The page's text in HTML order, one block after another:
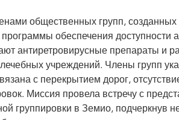
общественных групп, созданных
обеспечения доступности
антиретровирусные препараты и
учреждений. Члены групп
с перекрытием дорог,
Миссия провела встречу с
группировки в Земио, подчеркнув